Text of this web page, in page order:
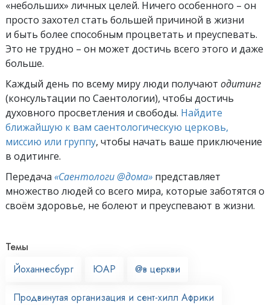
«небольших» личных целей. Ничего особенного – он
просто захотел стать большей причиной в жизни
и быть более способным процветать и преуспевать.
Это не трудно – он может достичь всего этого и даже
больше.
Каждый день по всему миру люди получают одитинг
(консультации по Саентологии), чтобы достичь
духовного просветления и свободы. Найдите
ближайшую к вам саентологическую церковь,
миссию или группу, чтобы начать ваше приключение
в одитинге.
Передача «Саентологи @дома» представляет
множество людей со всего мира, которые заботятся о
своём здоровье, не болеют и преуспевают в жизни.
Темы
Йоханнесбург
ЮАР @в церкви
Продвинутая организация и сент-хилл Африки